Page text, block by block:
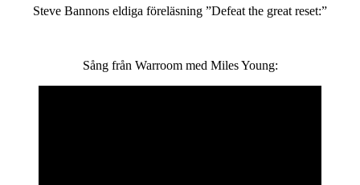
Steve Bannons eldiga föreläsning ”Defeat the great reset:”
Sång från Warroom med Miles Young: